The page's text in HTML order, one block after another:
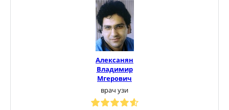
Алексанян
Владимир
Мгерович
врач узи